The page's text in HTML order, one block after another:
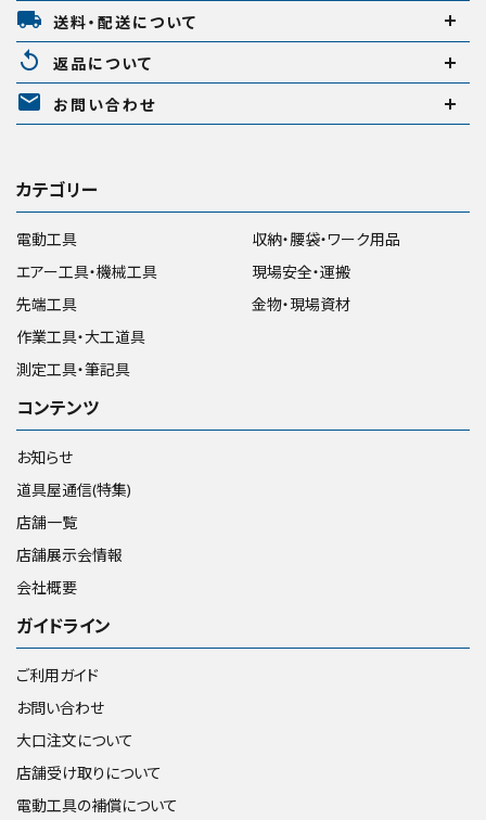
local_shipping 送料・配送について
replay 返品について
mail お問い合わせ
カテゴリー
電動工具
エアー工具・機械工具
先端工具
作業工具・大工道具
測定工具・筆記具
収納・腰袋・ワーク用品
現場安全・運搬
金物・現場資材
コンテンツ
お知らせ
道具屋通信(特集)
店舗一覧
店舗展示会情報
会社概要
ガイドライン
ご利用ガイド
お問い合わせ
大口注文について
店舗受け取りについて
電動工具の補償について